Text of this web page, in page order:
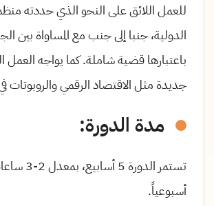
للعمل اللائق على النحو الذي حددته
الدولية، جنبا إلى جنب مع المساواة بين
باعتبارها قضية شاملة. كما يواجه العمل
جديدة مثل الاقتصاد الرقمي والروبوتات
مدة الدورة:
تستمر الدورة5
أسابيع،
أسبوعياً.